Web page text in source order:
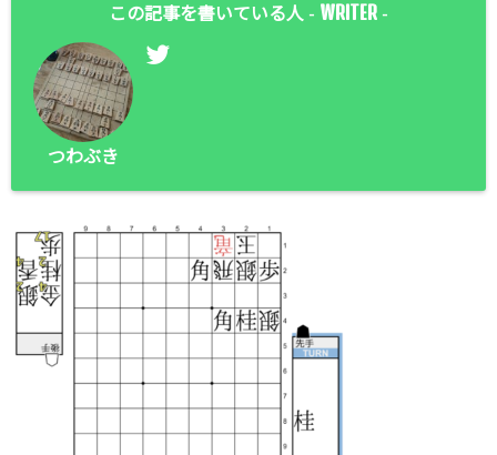
この記事を書いている人 - WRITER -
つわぶき